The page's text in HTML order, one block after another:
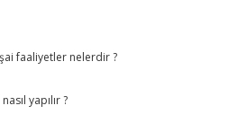
faaliyetler nelerdir ?
yapılır ?